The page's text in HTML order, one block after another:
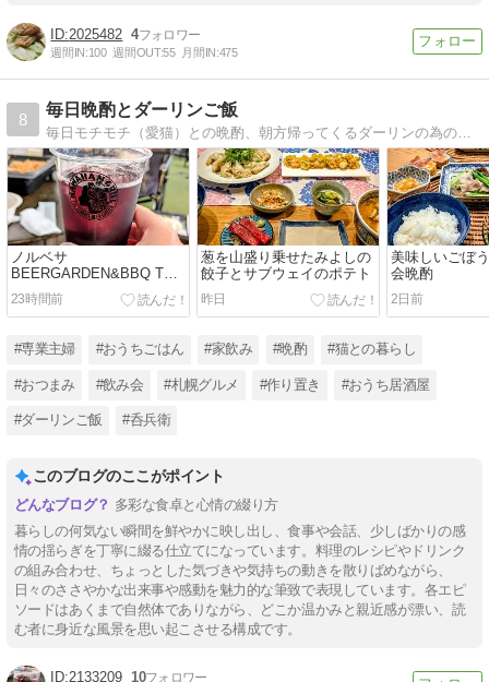
2025482 4
週間IN:100 週間OUT:55 月間IN:475
8
毎日晩酌とダーリンご飯
毎日モチモチ（愛猫）との晩酌、朝方帰ってくるダーリンの為のご飯大好きな人達との呑み会、時々旅行など呑兵衛HAPPYブログです。
ノルベサ
BEERGARDEN&BBQ THE
CAMP
23時間前
葱を山盛り乗せたみよしの
餃子とサブウェイのポテト
昨日
美味しいごぼ
会晩酌
2日前
#専業主婦 #おうちごはん #家飲み #晩酌 #猫との暮らし
#おつまみ #飲み会 #札幌グルメ #作り置き #おうち居酒屋
#ダーリンご飯 #呑兵衛
このブログのここがポイント
多彩な食卓と心情の綴り方
暮らしの何気ない瞬間を鮮やかに映し出し、食事や会話、少しばかりの感
情の揺らぎを丁寧に綴る仕立てになっています。料理のレシピやドリンク
の組み合わせ、ちょっとした気づきや気持ちの動きを散りばめながら、
日々のささやかな出来事や感動を魅力的な筆致で表現しています。各エピ
ソードはあくまで自然体でありながら、どこか温かみと親近感が漂い、読
む者に身近な風景を思い起こさせる構成です。
2133209 10